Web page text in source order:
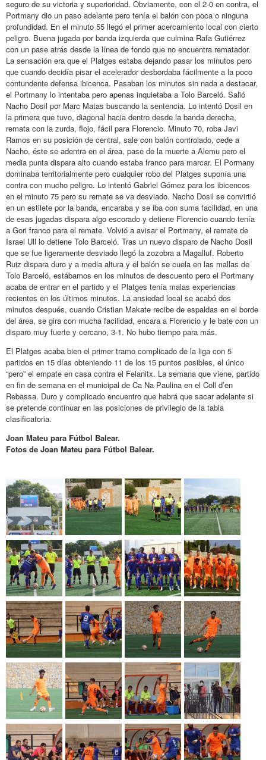
seguro de su victoria y superioridad. Obviamente, con el 2-0 en contra, el
Portmany dio un paso adelante pero tenía el balón con poca o ninguna
profundidad. En el minuto 55 llegó el primer acercamiento local con cierto
peligro. Buena jugada por banda izquierda que culmina Rafa Gutiérrez
con un pase atrás desde la línea de fondo que no encuentra rematador.
La sensación era que el Platges estaba dejando pasar los minutos pero
que cuando decidía pisar el acelerador desbordaba fácilmente a la poco
contundente defensa ibicenca. Pasaban los minutos sin nada a destacar,
el Portmany lo intentaba pero apenas inquietaba a Tolo Barceló. Salió
Nacho Dosil por Marc Matas buscando la sentencia. Lo intentó Dosil en
la primera que tuvo, diagonal hacia dentro desde la banda derecha,
remata con la zurda, flojo, fácil para Florencio. Minuto 70, roba Javi
Ramos en su posición de central, sale con balón controlado, cede a
Nacho, éste se adentra en el área, pase de la muerte a Alemu pero el
media punta dispara alto cuando estaba franco para marcar. El Pormany
dominaba territorialmente pero cualquier robo del Platges suponía una
contra con mucho peligro. Lo intentó Gabriel Gómez para los ibicencos
en el minuto 75 pero su remate se va desviado. Nacho Dosil se convirtió
en un estilete por la banda, encaraba y se iba con suma facilidad, en una
de esas jugadas dispara algo escorado y detiene Florencio cuando tenía
a Gori franco para el remate. Volvió a avisar el Portmany, el remate de
Israel Ull lo detiene Tolo Barceló. Tras un nuevo disparo de Nacho Dosil
que se fue ligeramente desviado llegó la zozobra a Magalluf. Roberto
Ruiz dispara duro y a media altura y el balón se cuela en las mallas de
Tolo Barceló, estábamos en los minutos de descuento pero el Portmany
acaba de entrar en el partido y el Platges tenía malas experiencias
recientes en los últimos minutos. La ansiedad local se acabó dos
minutos después, cuando Cristian Makate recibe de espaldas en el borde
del área, se gira con mucha facilidad, encara a Florencio y le bate con un
disparo muy fuerte y cercano, 3-1. No hubo tiempo para más.
El Platges acaba bien el primer tramo complicado de la liga con 5
partidos en 15 días obteniendo 11 de los 15 puntos posibles, el único
“pero” el empate en casa contra el Felanitx. La semana que viene, partido
en fin de semana en el municipal de Ca Na Paulina en el Coll d’en
Rebassa. Duro y complicado encuentro que habrá que sacar adelante si
se pretende continuar en las posiciones de privilegio de la tabla
clasificatoria.
Joan Mateu para Fútbol Balear.
Fotos de Joan Mateu para Fútbol Balear.